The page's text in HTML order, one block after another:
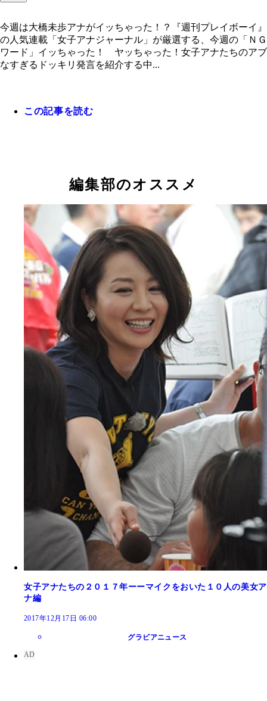
今週は大橋未歩アナがイッちゃった！？『週刊プレイボーイ』
の人気連載「女子アナジャーナル」が厳選する、今週の「ＮＧ
ワード」イッちゃった！ ヤッちゃった！女子アナたちのアブ
なすぎるドッキリ発言を紹介する中...
この記事を読む
編集部のオススメ
女子アナたちの２０１７年ーーマイクをおいた１０人の美女ア
ナ編
2017年12月17日 06:00
グラビアニュース